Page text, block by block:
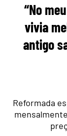
“No
vivia
antigo
Reformada